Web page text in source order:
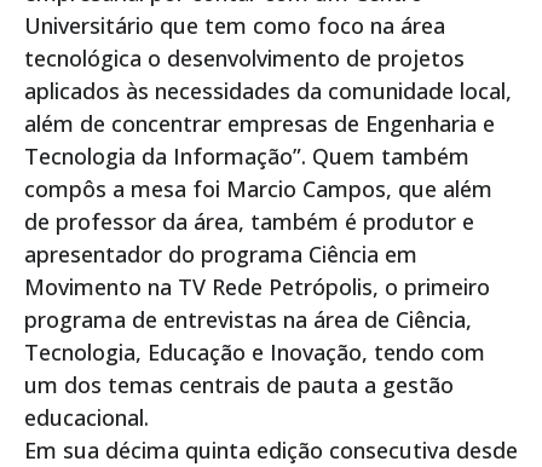
Universitário que tem como foco na área
tecnológica o desenvolvimento de projetos
aplicados às necessidades da comunidade local,
além de concentrar empresas de Engenharia e
Tecnologia da Informação”. Quem também
compôs a mesa foi Marcio Campos, que além
de professor da área, também é produtor e
apresentador do programa Ciência em
Movimento na TV Rede Petrópolis, o primeiro
programa de entrevistas na área de Ciência,
Tecnologia, Educação e Inovação, tendo com
um dos temas centrais de pauta a gestão
educacional.
Em sua décima quinta edição consecutiva desde